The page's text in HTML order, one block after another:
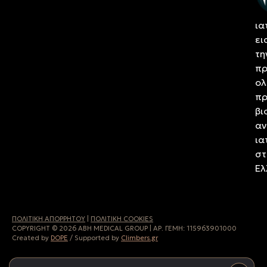
ΠΟΛΙΤΙΚH ΑΠΟΡΡHΤΟΥ
ΠΟΛΙΤΙΚΗ COOKIES
COPYRIGHT © 2026 ABH MEDICAL GROUP | ΑΡ. ΓΕΜΗ: 115963901000
Created by DOPE / Supported by Climbers.gr